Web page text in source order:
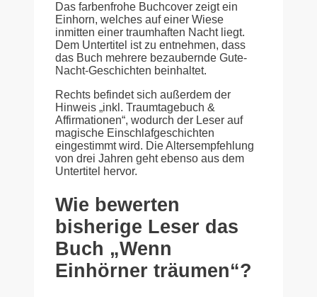
Das farbenfrohe Buchcover zeigt ein
Einhorn, welches auf einer Wiese
inmitten einer traumhaften Nacht liegt.
Dem Untertitel ist zu entnehmen, dass
das Buch mehrere bezaubernde Gute-
Nacht-Geschichten beinhaltet.
Rechts befindet sich außerdem der
Hinweis „inkl. Traumtagebuch &
Affirmationen“, wodurch der Leser auf
magische Einschlafgeschichten
eingestimmt wird. Die Altersempfehlung
von drei Jahren geht ebenso aus dem
Untertitel hervor.
Wie bewerten
bisherige Leser das
Buch „Wenn
Einhörner träumen“?